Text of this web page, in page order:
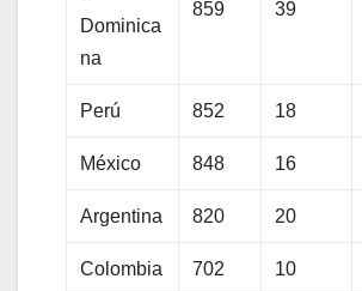
Dominica
na
859 39
Perú 852 18
México 848 16
Argentina 820 20
Colombia 702 10